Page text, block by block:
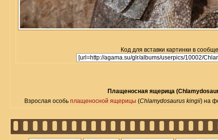
Код для вставки картинки в
Плащеносная ящерица
Взрослая особьплащеносной ящерицы (Chlamydosaurus kingii) на